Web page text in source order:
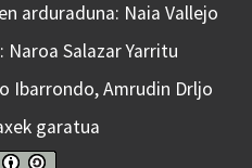
arduraduna: Naia Vallejo
Salazar Yarritu
Ibarrondo, Amrudin Drljo
garatua